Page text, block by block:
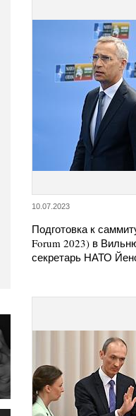
10.07.2023
Подготовка к
Forum 2023) в
секретарь НАТО